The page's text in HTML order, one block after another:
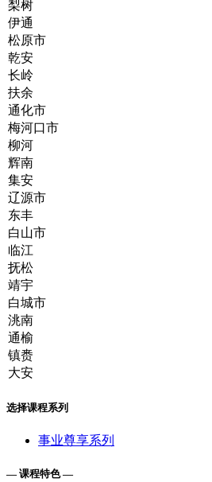
选择课程系列
事业尊享系列
— 课程特色 —